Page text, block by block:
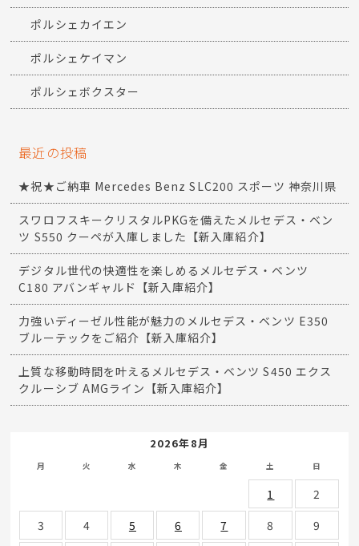
ポルシェカイエン
ポルシェケイマン
ポルシェボクスター
最近の投稿
★祝★ご納車 Mercedes Benz SLC200 スポーツ 神奈川県
スワロフスキークリスタルPKGを備えたメルセデス・ベン
ツ S550 クーペが入庫しました【新入庫紹介】
デジタル世代の快適性を楽しめるメルセデス・ベンツ
C180 アバンギャルド【新入庫紹介】
力強いディーゼル性能が魅力のメルセデス・ベンツ E350
ブルーテックをご紹介【新入庫紹介】
上質な移動時間を叶えるメルセデス・ベンツ S450 エクス
クルーシブ AMGライン【新入庫紹介】
2026年8月
月 火 水 木 金 土 日
1
2
3
4 5 6 7 8
9